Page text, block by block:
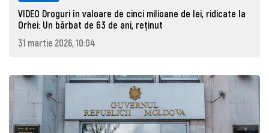
VIDEO Droguri în valoare de cinci milioane de lei, ridicate la
Orhei: Un bărbat de 63 de ani, reţinut
31 martie 2026, 10:04